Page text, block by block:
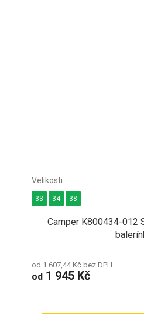
Camper K800434-012
od 1 607,44 Kč bez DPH
od 1 945 Kč
33 34 38